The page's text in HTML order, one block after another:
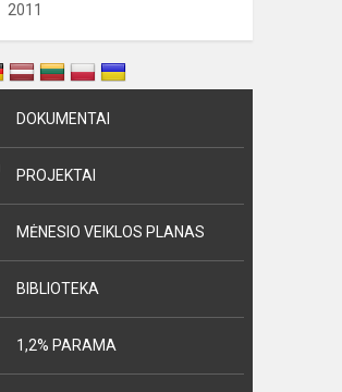
2011
DOKUMENTAI
PROJEKTAI
MĖNESIO VEIKLOS PLANAS
BIBLIOTEKA
1,2% PARAMA